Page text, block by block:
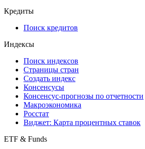
API and Data Feed
API каталог
Кредиты
Поиск кредитов
Индексы
Поиск индексов
Страницы стран
Создать индекс
Консенсусы
Макроэкономика